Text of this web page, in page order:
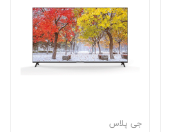
جی پلاس